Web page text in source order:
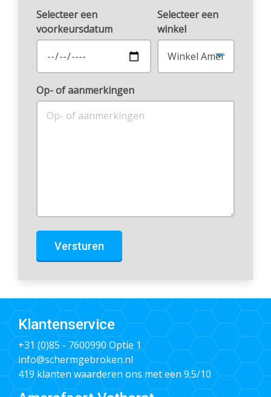
Selecteer een
voorkeursdatum
Selecteer een
winkel
Op- of aanmerkingen
Versturen
Klantenservice
+31 (0)85 - 7600990 Optie 1
info@schermgebroken.nl
419 klanten waarderen ons met een 9.5/10